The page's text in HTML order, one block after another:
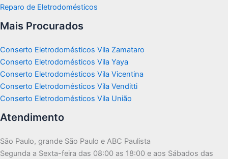
Reparo de Eletrodomésticos
Mais Procurados
Conserto Eletrodomésticos Vila Zamataro
Conserto Eletrodomésticos Vila Yaya
Conserto Eletrodomésticos Vila Vicentina
Conserto Eletrodomésticos Vila Venditti
Conserto Eletrodomésticos Vila União
Atendimento
São Paulo, grande São Paulo e ABC Paulista
Segunda a Sexta-feira das 08:00 as 18:00 e aos Sábados das